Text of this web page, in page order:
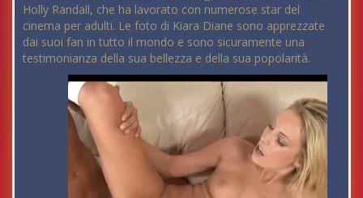
Holly Randall, che ha lavorato con numerose star del
cinema per adulti. Le foto di Kiara Diane sono apprezzate
dai suoi fan in tutto il mondo e sono sicuramente una
testimonianza della sua bellezza e della sua popolarità.